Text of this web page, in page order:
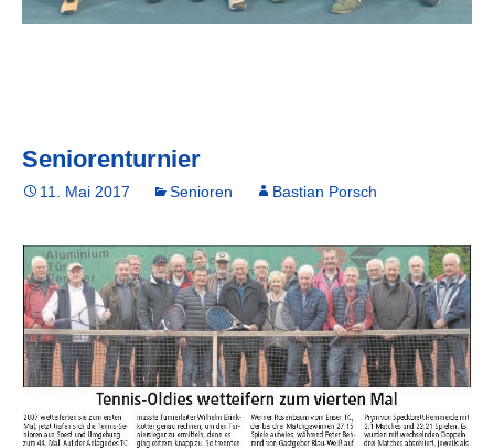
Seniorenturnier
11. Mai 2017 Senioren Bastian Porsch